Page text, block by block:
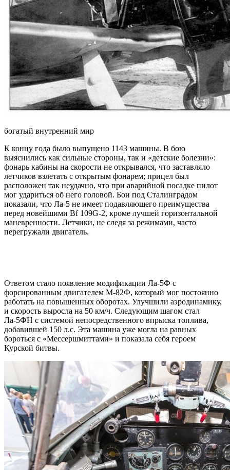
богатый внутренний мир
К концу года было выпущено 1143 машины. В бою
выяснились как сильные стороны, так и «детские болезни»:
фонарь кабины на скорости не открывался, что заставляло
летчиков взлетать с открытым фонарем; прицел был
расположен так неудачно, что при аварийной посадке пилот
мог удариться об него головой. Бои под Сталинградом
показали, что Ла-5 не имеет подавляющего преимущества
перед новейшими Bf 109G-2, кроме лучшей горизонтальной
маневренности. Летчики, не следя за режимами, часто
перегружали двигатель.
Ответом стало появление модификации Ла-5Ф с
форсированным двигателем М-82Ф, который мог постоянно
работать на повышенных оборотах. Улучшили аэродинамику,
и скорость выросла на 50 км/ч. Следующим шагом стал
Ла-5ФН с системой непосредственного впрыска топлива,
добавившей 150 л.с. Эта машина уже могла на равных
бороться с «Мессершмиттами» и показала себя героем
Курской битвы.